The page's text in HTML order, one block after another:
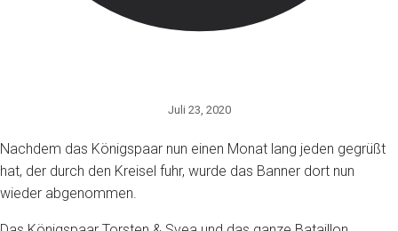
Juli 23, 2020
Nachdem das Königspaar nun einen Monat lang jeden gegrüßt
hat, der durch den Kreisel fuhr, wurde das Banner dort nun
wieder abgenommen.